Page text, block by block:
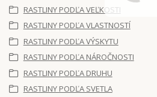
RASTLINY PODĽA VEĽKOSTI
RASTLINY PODĽA VLASTNOSTÍ
RASTLINY PODĽA VÝSKYTU
RASTLINY PODĽA NÁROČNOSTI
RASTLINY PODĽA DRUHU
RASTLINY PODĽA SVETLA